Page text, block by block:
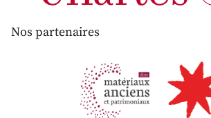
Nos partenaires